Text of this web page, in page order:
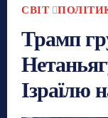
СВІТ
Трамп
Ізраїлю